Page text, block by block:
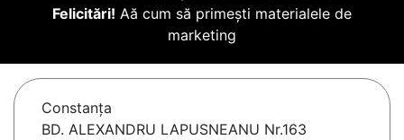
Felicitări! Aă cum să primești materialele de
marketing
Constanţa
BD. ALEXANDRU LAPUSNEANU Nr.163